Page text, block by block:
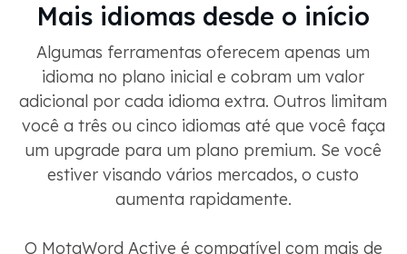
Mais idiomas desde o início
Algumas ferramentas oferecem apenas um
idioma no plano inicial e cobram um valor
adicional por cada idioma extra. Outros limitam
você a três ou cinco idiomas até que você faça
um upgrade para um plano premium. Se você
estiver visando vários mercados, o custo
aumenta rapidamente.
O MotaWord Active é compatível com mais de